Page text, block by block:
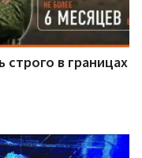
в границах